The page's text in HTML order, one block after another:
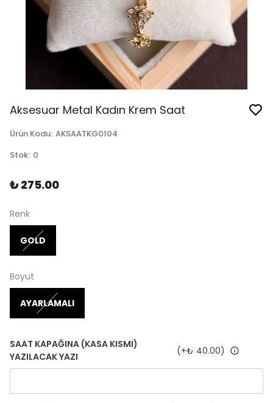
Aksesuar Metal Kadın Krem Saat
Ürün Kodu: AKSAATKG0104
Stok: 0
₺ 275.00
Renk
GOLD
Boyut
AYARLAMALI
SAAT KAPAĞINA (KASA KISMI)
YAZILACAK YAZI
(+₺ 40.00)